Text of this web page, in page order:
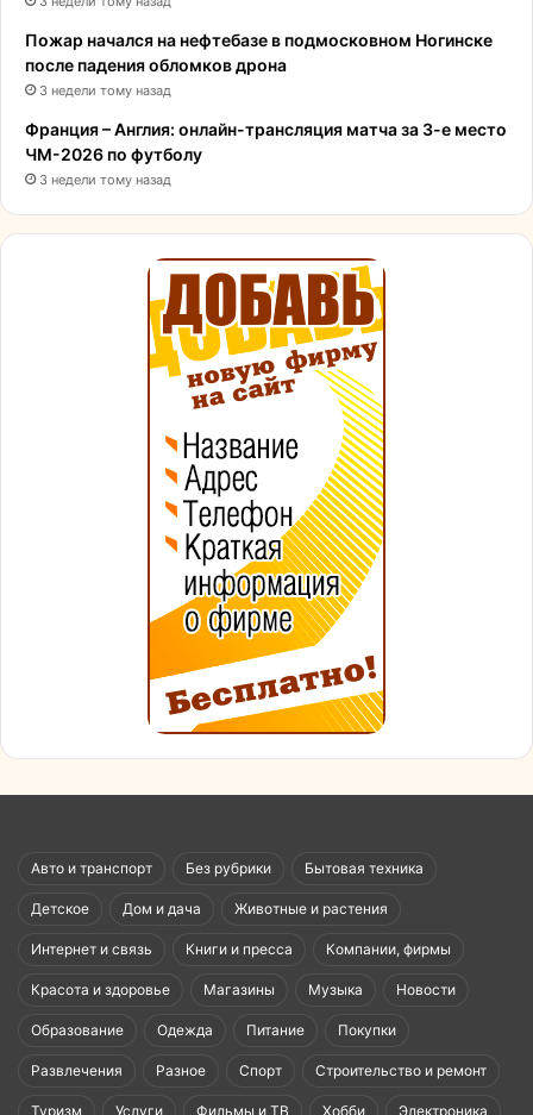
Пожар начался на нефтебазе в подмосковном Ногинске
после падения обломков дрона
3 недели тому назад
Франция – Англия: онлайн-трансляция матча за 3-е место
ЧМ-2026 по футболу
3 недели тому назад
Авто и транспорт Без рубрики Бытовая техника
Детское Дом и дача Животные и растения
Интернет и связь Книги и пресса Компании, фирмы
Красота и здоровье Магазины Музыка Новости
Образование Одежда Питание Покупки
Развлечения Разное Спорт Строительство и ремонт
Туризм Услуги Фильмы и ТВ Хобби Электроника